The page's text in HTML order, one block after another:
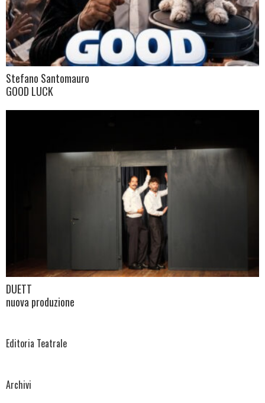
Stefano Santomauro
GOOD LUCK
DUETT
nuova produzione
Editoria Teatrale
Archivi